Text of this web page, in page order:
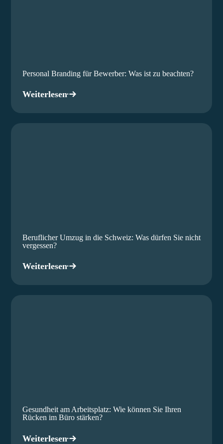
Personal Branding für Bewerber: Was ist zu beachten?
Weiterlesen
Beruflicher Umzug in die Schweiz: Was dürfen Sie nicht
vergessen?
Weiterlesen
Gesundheit am Arbeitsplatz: Wie können Sie Ihren
Rücken im Büro stärken?
Weiterlesen